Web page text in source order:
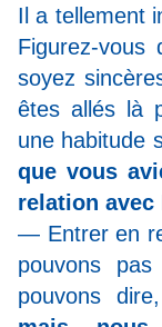
Il a tellement
Figurez-
soyez
êtes allés là
une habitude
que vous
relation avec
— Entrer en
pouvons
pouvons